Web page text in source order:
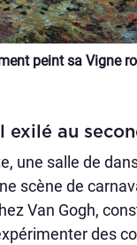
peint sa Vigne
exilé au
une salle de
scène de
Van Gogh,
des